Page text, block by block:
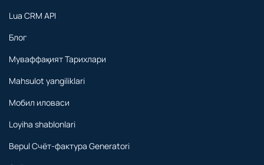
Lua CRM API
Блог
Муваффақият Тарихлари
Mahsulot yangiliklari
Мобил иловаси
Loyiha shablonlari
Bepul Счёт-фактура Generatori